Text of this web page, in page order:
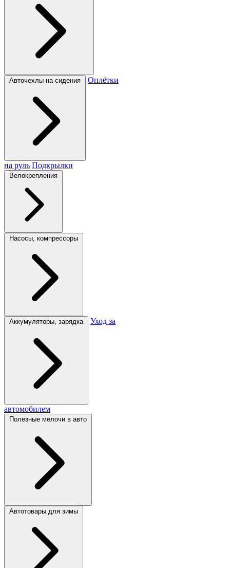
Авточехлы на сидения Оплётки
на руль Подкрылки
Велокрепления
Насосы, компрессоры
Аккумуляторы, зарядка Уход за
автомобилем
Полезные мелочи в авто
Автотовары для зимы